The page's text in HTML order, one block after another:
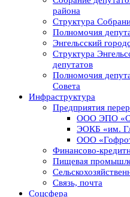
района
Структура
Полномочия
Энгельсский
Структура
депутатов
Полномочия
Совета
Инфраструктура
Предприятия
ООО ЭПО
ЭОКБ «им.
ООО
Финансово-
Пищевая
Связь, почта
Соцсфера